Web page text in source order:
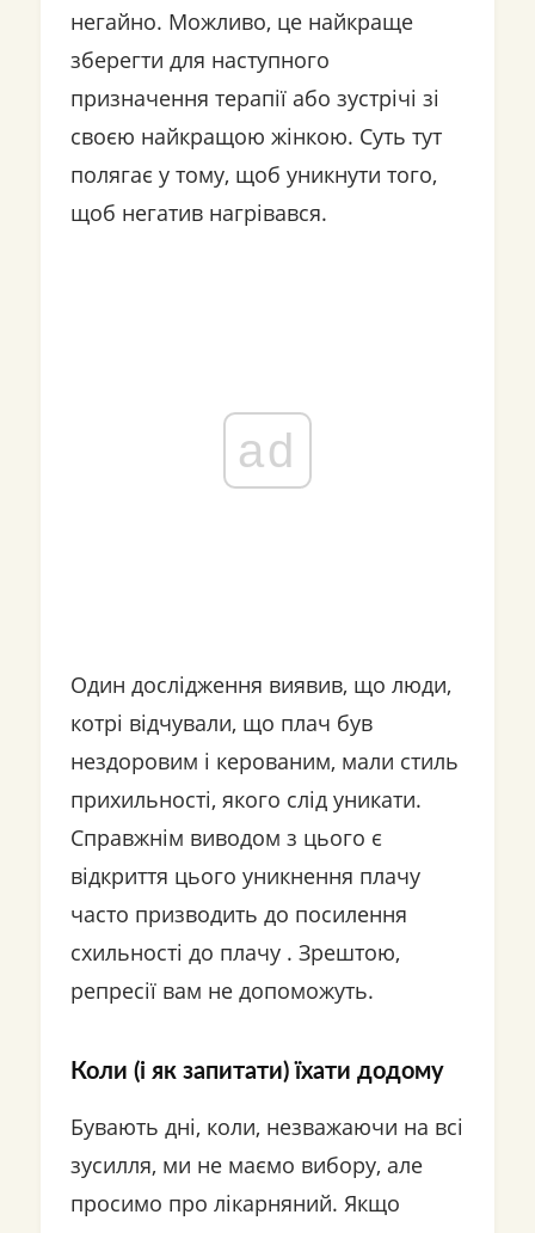
негайно. Можливо, це найкраще
зберегти для наступного
призначення терапії або зустрічі зі
своєю найкращою жінкою. Суть тут
полягає у тому, щоб уникнути того,
щоб негатив нагрівався.
ad
Один дослідження виявив, що люди,
котрі відчували, що плач був
нездоровим і керованим, мали стиль
прихильності, якого слід уникати.
Справжнім виводом з цього є
відкриття цього уникнення плачу
часто призводить до посилення
схильності до плачу . Зрештою,
репресії вам не допоможуть.
Коли (і як запитати) їхати додому
Бувають дні, коли, незважаючи на всі
зусилля, ми не маємо вибору, але
просимо про лікарняний. Якщо